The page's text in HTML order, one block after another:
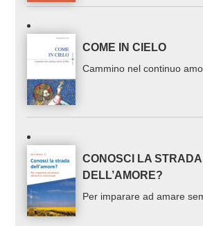
COME IN CIELO
Cammino nel continuo
CONOSCI LA STRADA
DELL’AMORE?
Per imparare ad amare